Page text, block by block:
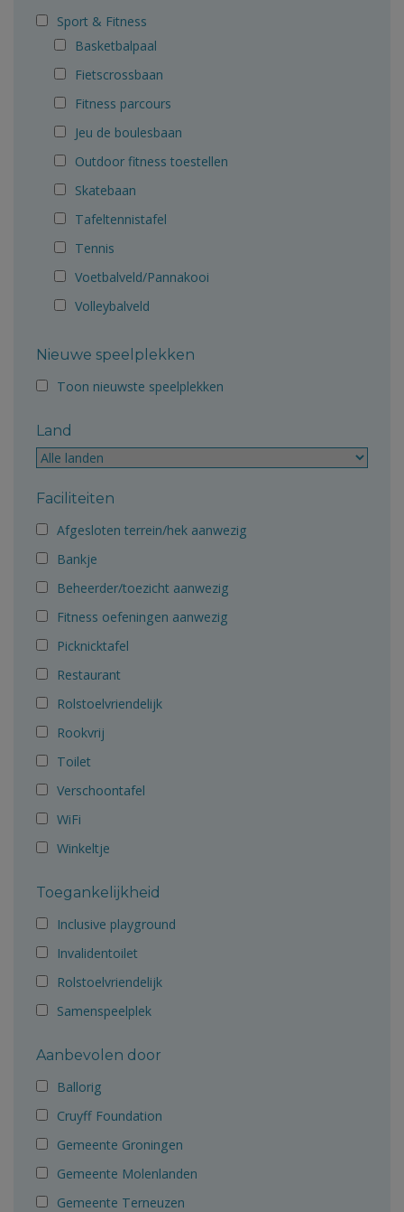
Sport & Fitness
Basketbalpaal
Fietscrossbaan
Fitness parcours
Jeu de boulesbaan
Outdoor fitness toestellen
Skatebaan
Tafeltennistafel
Tennis
Voetbalveld/Pannakooi
Volleybalveld
Nieuwe speelplekken
Toon nieuwste speelplekken
Land
Faciliteiten
Afgesloten terrein/hek aanwezig
Bankje
Beheerder/toezicht aanwezig
Fitness oefeningen aanwezig
Picknicktafel
Restaurant
Rolstoelvriendelijk
Rookvrij
Toilet
Verschoontafel
WiFi
Winkeltje
Toegankelijkheid
Inclusive playground
Invalidentoilet
Rolstoelvriendelijk
Samenspeelplek
Aanbevolen door
Ballorig
Cruyff Foundation
Gemeente Groningen
Gemeente Molenlanden
Gemeente Terneuzen